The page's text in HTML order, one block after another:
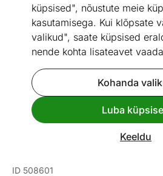
küpsised", nõustute meie
kasutamisega. Kui klõpsate
valikud", saate küpsised
nende kohta lisateavet
Kohanda
Luba
Keeldu
ID 508601